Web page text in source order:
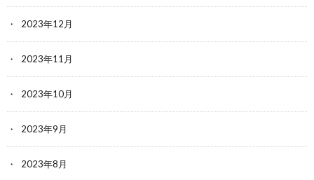
2023年12月
2023年11月
2023年10月
2023年9月
2023年8月